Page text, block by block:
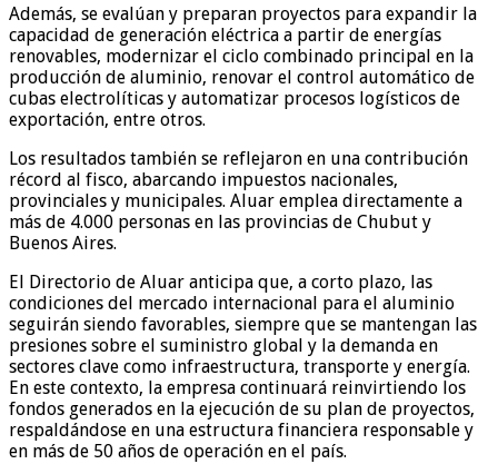
Además, se evalúan y preparan proyectos para expandir la
capacidad de generación eléctrica a partir de energías
renovables, modernizar el ciclo combinado principal en la
producción de aluminio, renovar el control automático de
cubas electrolíticas y automatizar procesos logísticos de
exportación, entre otros.
Los resultados también se reflejaron en una contribución
récord al fisco, abarcando impuestos nacionales,
provinciales y municipales. Aluar emplea directamente a
más de 4.000 personas en las provincias de Chubut y
Buenos Aires.
El Directorio de Aluar anticipa que, a corto plazo, las
condiciones del mercado internacional para el aluminio
seguirán siendo favorables, siempre que se mantengan las
presiones sobre el suministro global y la demanda en
sectores clave como infraestructura, transporte y energía.
En este contexto, la empresa continuará reinvirtiendo los
fondos generados en la ejecución de su plan de proyectos,
respaldándose en una estructura financiera responsable y
en más de 50 años de operación en el país.